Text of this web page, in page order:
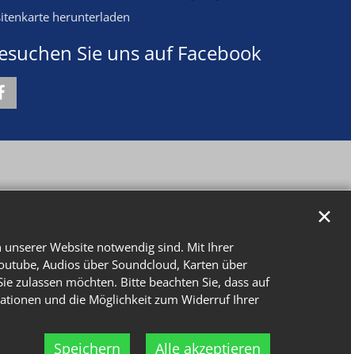
Website notwendig sind. Mit Ihrer
Audios über Soundcloud, Karten über
zulassen möchten. Bitte beachten Sie, dass auf
und die Möglichkeit zum Widerruf Ihrer
Speichern Alle akzeptieren
✕
herunterladen
Sie uns auf Facebook